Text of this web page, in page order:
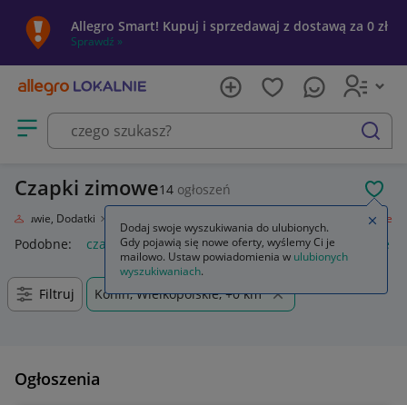
Allegro Smart! Kupuj i sprzedawaj z dostawą za 0 zł
Sprawdź »
Otwórz menu z kategoriami
szukaj
Czapki zimowe14 ogłoszeń
Obuwie, Dodatki Czapki zimowe
Podobne: czapki zimowe kolorowe damskie czapki zimowe
Filtruj Konin, Wielkopolskie, +0 km
Ogłoszenia
Dodaj swoje wyszukiwania do ulubionych.
Gdy pojawią się nowe oferty, wyślemy Ci je
mailowo. Ustaw powiadomienia w ulubionych
wyszukiwaniach.